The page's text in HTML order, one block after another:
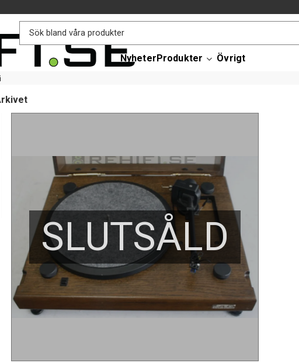
NyheterProdukter Övrigt
SLUTSÅLD